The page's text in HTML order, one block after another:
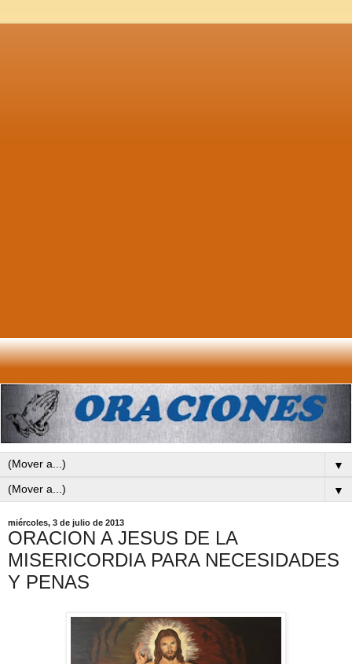
▼
▼
miércoles, 3 de julio de 2013
ORACION A JESUS DE LA
MISERICORDIA PARA NECESIDADES
Y PENAS